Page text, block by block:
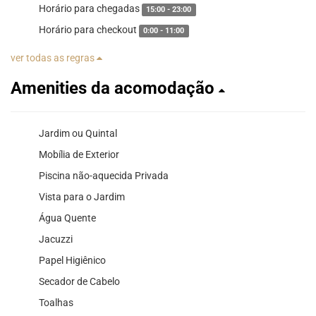
Horário para chegadas 15:00 - 23:00
Horário para checkout 0:00 - 11:00
ver todas as regras
Amenities da acomodação
Jardim ou Quintal
Mobília de Exterior
Piscina não-aquecida Privada
Vista para o Jardim
Água Quente
Jacuzzi
Papel Higiênico
Secador de Cabelo
Toalhas